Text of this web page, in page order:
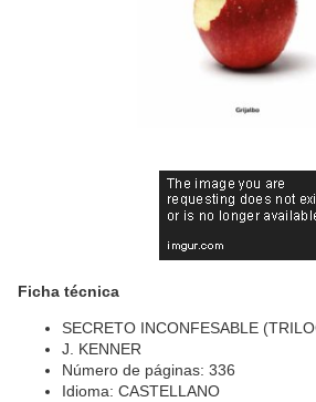
Ficha técnica
SECRETO INCONFESABLE
J. KENNER
Número de páginas: 336
Idioma: CASTELLANO